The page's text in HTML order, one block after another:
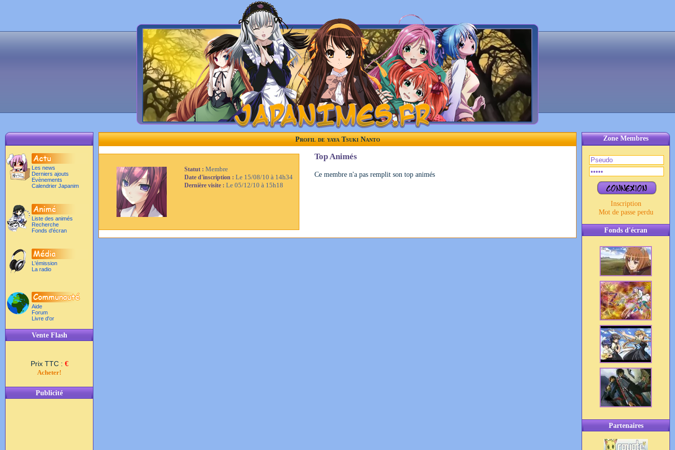
Les news
Derniers ajouts
Evènements
Calendrier Japanim
Liste des animés
Recherche
Fonds d'écran
L'émission
La radio
Aide
Forum
Livre d'or
Vente Flash
Prix TTC : €
Acheter!
Publicité
Zone Membres
Inscription
Mot de passe perdu
Fonds d'écran
Partenaires
Profil de yaya Tsuki Nanto
Statut : Membre
Date d'inscription : Le 15/08/10 à 14h34
Dernière visite : Le 05/12/10 à 15h18
Top Animés
Ce membre n'a pas remplit son top animés